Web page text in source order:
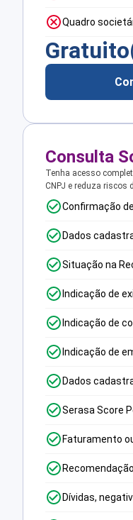
Quadro
Gratuito
Consulta
Tenha acesso
CNPJ e reduza riscos
Confirmação
Dados
Situação na
Indicação de
Indicação de
Indicação de
Dados
Serasa Score
Faturamento
Dívidas,